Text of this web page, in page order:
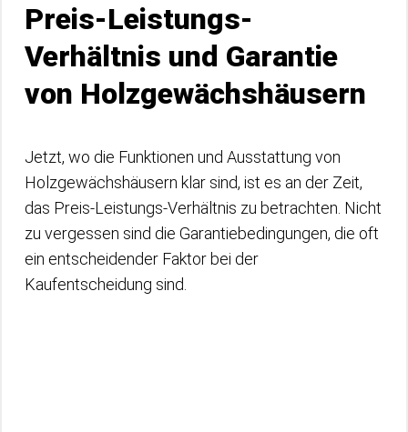
Preis-Leistungs-
Verhältnis und Garantie
von Holzgewächshäusern
Jetzt, wo die Funktionen und Ausstattung von
Holzgewächshäusern klar sind, ist es an der Zeit,
das Preis-Leistungs-Verhältnis zu betrachten. Nicht
zu vergessen sind die Garantiebedingungen, die oft
ein entscheidender Faktor bei der
Kaufentscheidung sind.